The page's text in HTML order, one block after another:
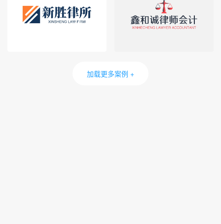
加载更多案例 +